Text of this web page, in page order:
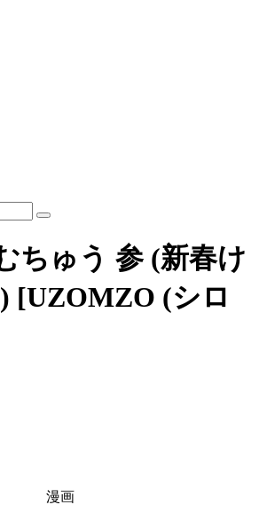
ちゅう 参 (新春け
[UZOMZO (シロ
漫画